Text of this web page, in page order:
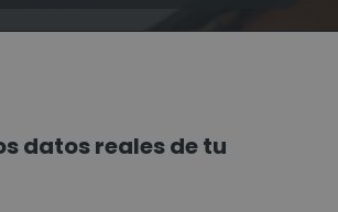
datos reales de tu